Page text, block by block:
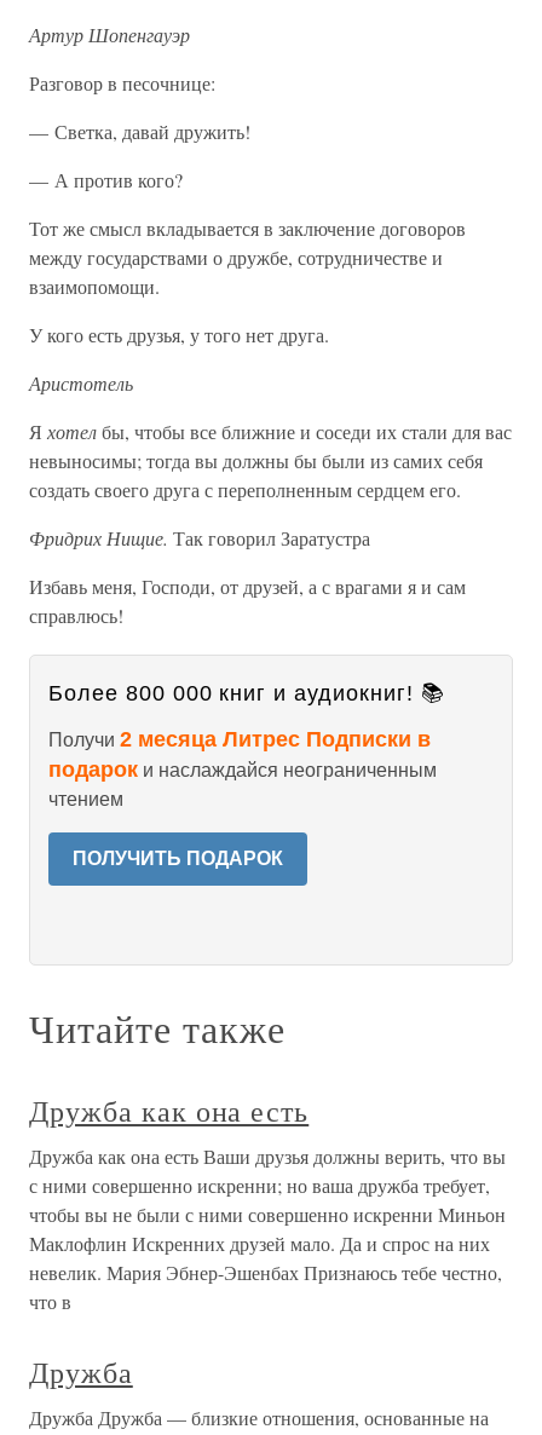
Артур Шопенгауэр
Разговор в песочнице:
— Светка, давай дружить!
— А против кого?
Тот же смысл вкладывается в заключение договоров
между государствами о дружбе, сотрудничестве и
взаимопомощи.
У кого есть друзья, у того нет друга.
Аристотель
Я хотелбы, чтобы все ближние и соседи их стали для вас
невыносимы; тогда вы должны бы были из самих себя
создать своего друга с переполненным сердцем его.
Фридрих Нищие. Так говорил Заратустра
Избавь меня, Господи, от друзей, а с врагами я и сам
справлюсь!
Более 800 000 книг и аудиокниг! 📚
Получи 2 месяца Литрес Подписки в
подарок и наслаждайся неограниченным
чтением
ПОЛУЧИТЬ ПОДАРОК
Читайте также
Дружба как она есть
Дружба как она есть Ваши друзья должны верить, что вы
с ними совершенно искренни; но ваша дружба требует,
чтобы вы не были с ними совершенно искренни Миньон
Маклофлин Искренних друзей мало. Да и спрос на них
невелик. Мария Эбнер-Эшенбах Признаюсь тебе честно,
что в
Дружба
Дружба Дружба — близкие отношения, основанные на